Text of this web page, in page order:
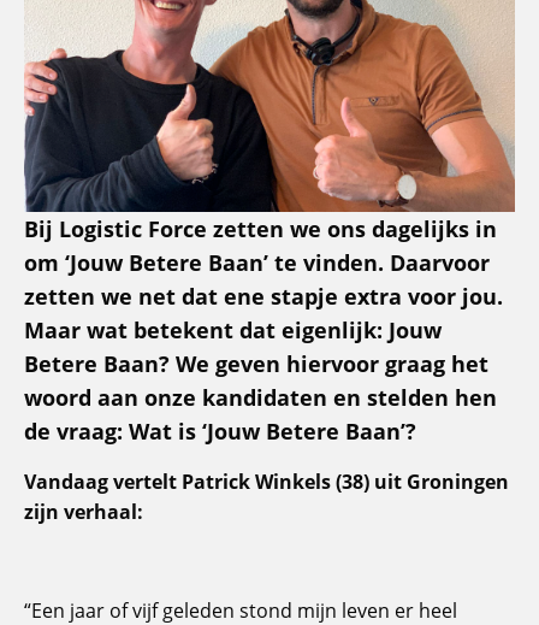
Bij Logistic Force zetten we ons dagelijks in
om ‘Jouw Betere Baan’ te vinden. Daarvoor
zetten we net dat ene stapje extra voor jou.
Maar wat betekent dat eigenlijk: Jouw
Betere Baan? We geven hiervoor graag het
woord aan onze kandidaten en stelden hen
de vraag: Wat is ‘Jouw Betere Baan’?
Vandaag vertelt Patrick Winkels (38) uit Groningen
zijn verhaal:
“Een jaar of vijf geleden stond mijn leven er heel